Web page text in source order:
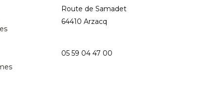
Route de Samadet
64410 Arzacq
05 59 04 47 00